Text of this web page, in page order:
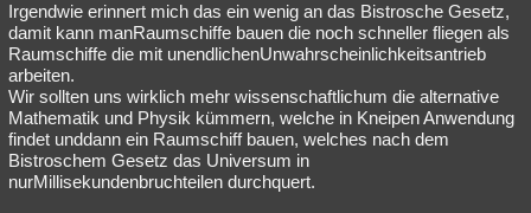
Irgendwie erinnert mich das ein wenig an das Bistrosche Gesetz,
damit kann manRaumschiffe bauen die noch schneller fliegen als
Raumschiffe die mit unendlichenUnwahrscheinlichkeitsantrieb
arbeiten.
Wir sollten uns wirklich mehr wissenschaftlichum die alternative
Mathematik und Physik kümmern, welche in Kneipen Anwendung
findet unddann ein Raumschiff bauen, welches nach dem
Bistroschem Gesetz das Universum in
nurMillisekundenbruchteilen durchquert.